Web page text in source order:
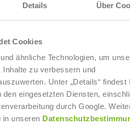
Details Über
Cookies
ähnliche Technologien, um
zu verbessern und
Unter „Details“ findest
den eingesetzten Diensten,
durch Google.
in unseren
„Fitnesswissenschaft und
„Fitnesswissenschaft und
Seidnitz
und